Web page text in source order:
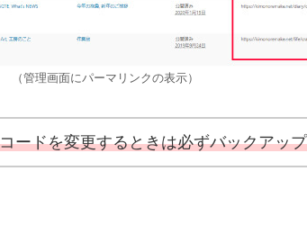
（管理画面にパーマリンクの表示）
コードを変更するときは必ずバックアッ